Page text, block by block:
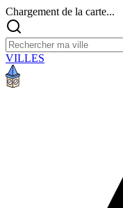
Chargement de la carte...
VILLES